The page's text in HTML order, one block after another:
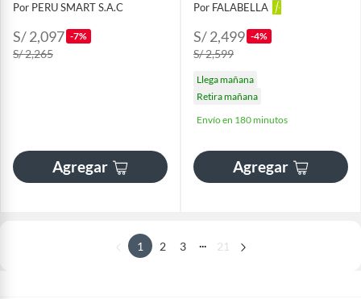
Por PERU SMART S.A.C
S/ 2,097 -7%
S/ 2,265
Agregar
Por FALABELLA
S/ 2,499 -4%
S/ 2,599
Llega mañana
Retira mañana
Envío en 180 minutos
Agregar
1 2 3 ... 21